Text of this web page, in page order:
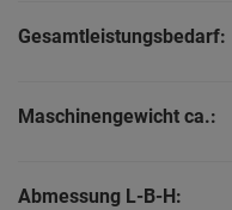
Gesamtleistungsbedarf:
Maschinengewicht ca.:
Abmessung L-B-H: